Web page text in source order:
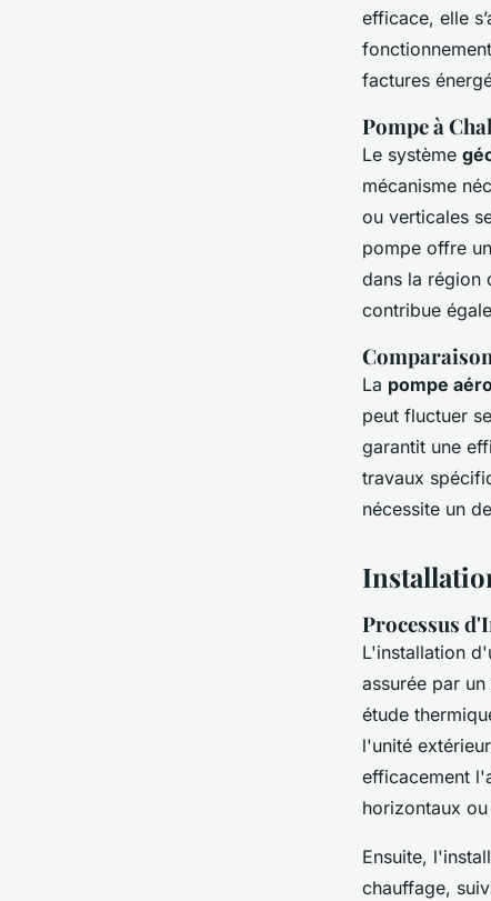
efficace, elle
factures
Pompe à
Le système
mécanisme
ou verticales
pompe offre
dans la région
contribue
La pompe
peut fluctuer
garantit une
travaux
nécessite un
Processus
L'installation
assurée par un
étude
l'unité
efficacement
horizontaux
Ensuite,
chauffage,